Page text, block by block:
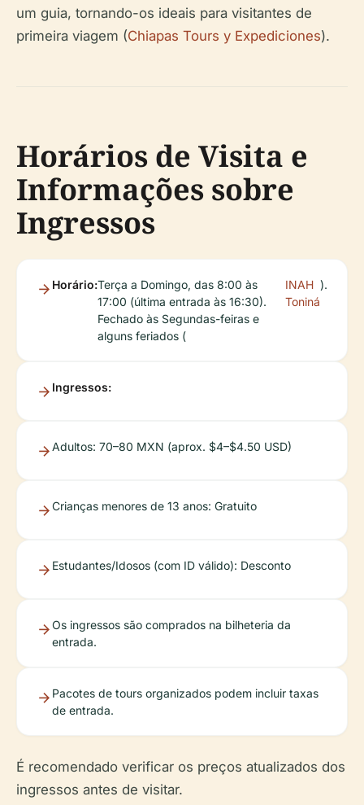
um guia, tornando-os ideais para visitantes de
primeira viagem (Chiapas Tours y Expediciones).
Horários de Visita e
Informações sobre
Ingressos
Horário:Terça a Domingo, das 8:00 às
17:00 (última entrada às 16:30).
Fechado às Segundas-feiras e
alguns feriados (
INAH
Toniná
).
Ingressos:
Adultos: 70–80 MXN (aprox. $4–$4.50 USD)
Crianças menores de 13 anos: Gratuito
Estudantes/Idosos (com ID válido): Desconto
Os ingressos são comprados na bilheteria da
entrada.
Pacotes de tours organizados podem incluir taxas
de entrada.
É recomendado verificar os preços atualizados dos
ingressos antes de visitar.